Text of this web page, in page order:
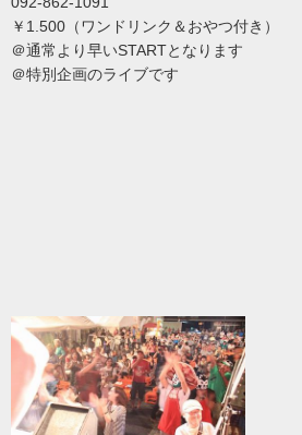
￥1.500（ワンドリンク＆おやつ付き）
＠通常より早いSTARTとなります
＠特別企画のライブです